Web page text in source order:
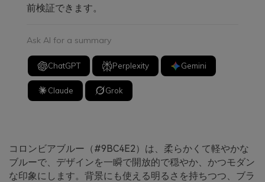
前検証できます。
Ask AI for a summary
ChatGPT Perplexity Gemini
Claude Grok
コロンビアブルー（#9BC4E2）は、柔らかくて軽やかな
ブルーで、デザインを一瞬で開放的で穏やか、かつモダン
な印象にします。背景にも使える明るさを持ちつつ、ブラ